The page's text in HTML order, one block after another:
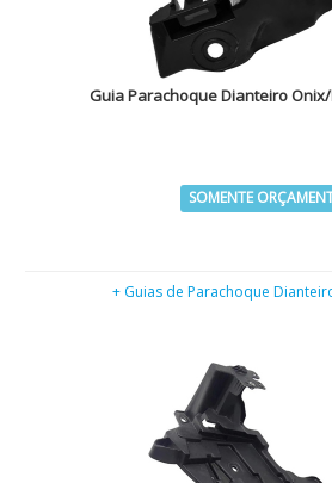
Guia Parachoque Dianteiro
SOMENTE
+ Guias de Parachoque